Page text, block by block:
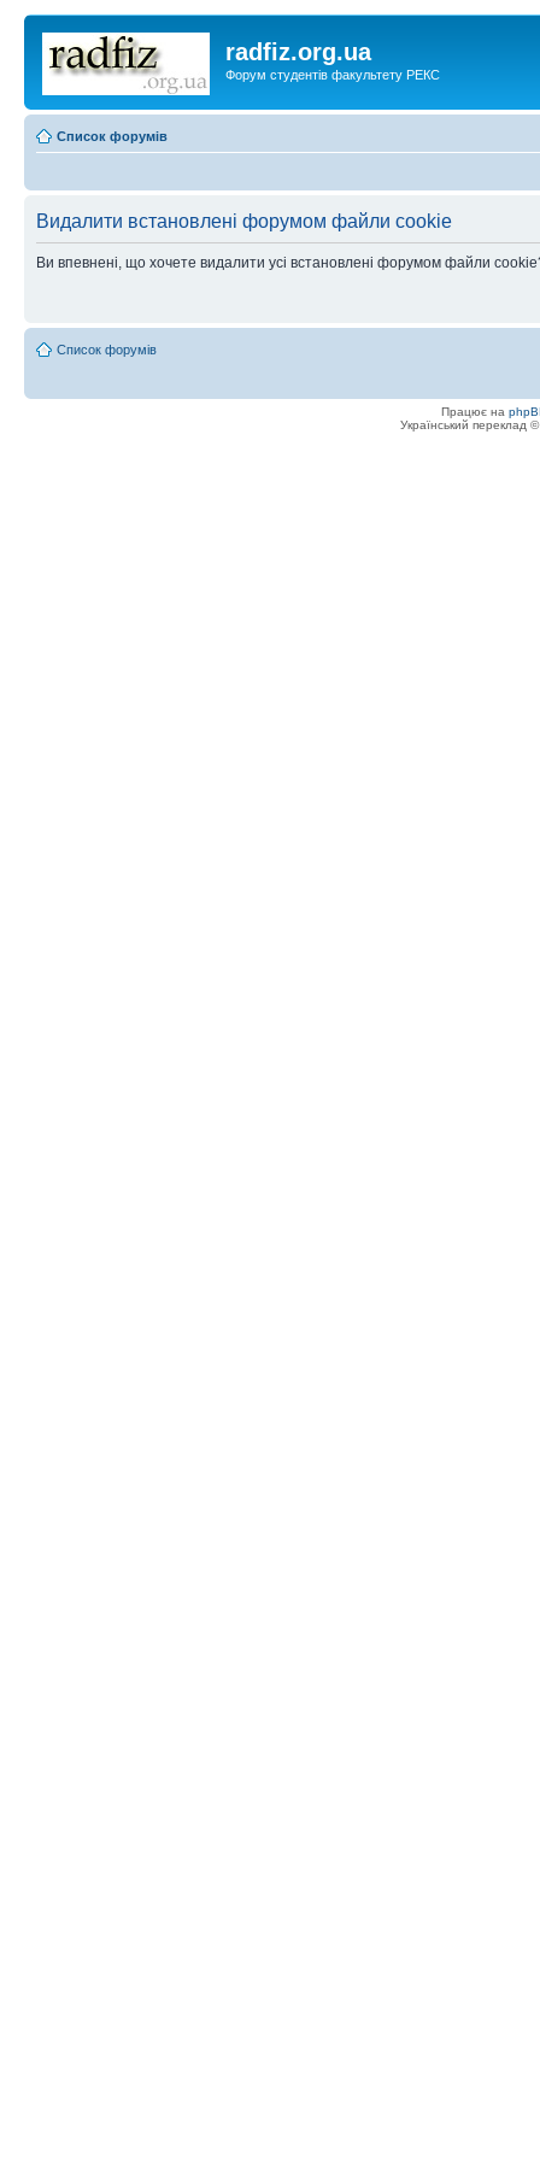
radfiz.org.ua
Форум студентів факультету РЕКС
Список форумів
Видалити встановлені форумом файли cookie
Ви впевнені, що хочете видалити усі встановлені форумом файли
Список форумів
Працює на
Український переклад